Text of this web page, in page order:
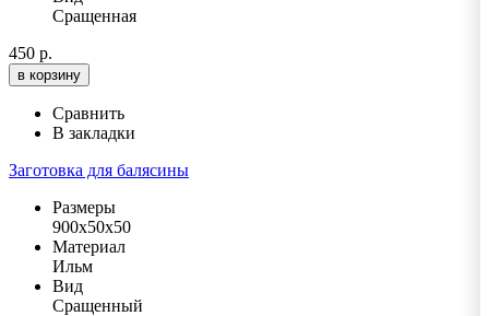
Сращенная
450 р.
в корзину
Сравнить
В закладки
Заготовка для балясины
Размеры
900х50х50
Материал
Ильм
Вид
Сращенный